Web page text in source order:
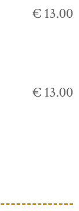
€ 13.00
€ 13.00